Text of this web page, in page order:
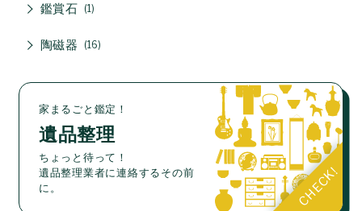
鑑賞石 1
陶磁器 16
家まるごと鑑定！
遺品整理
ちょっと待って！
遺品整理業者に連絡するその前
に。